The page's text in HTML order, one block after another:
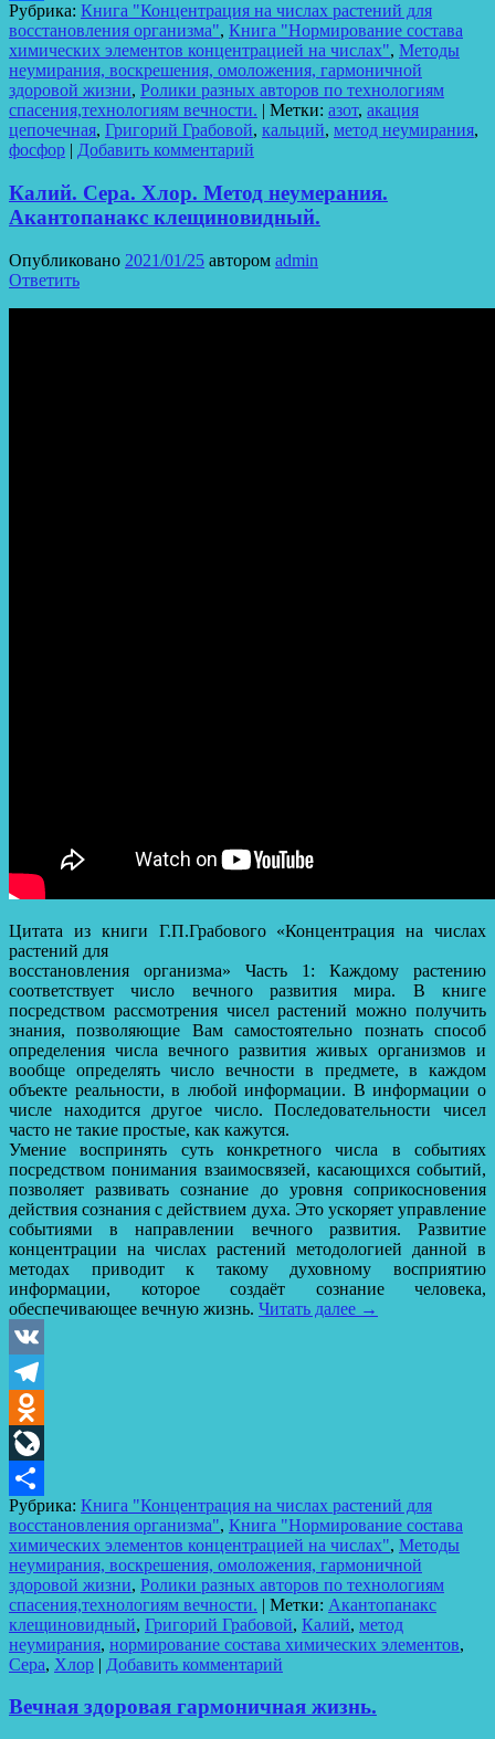
Отправить
Рубрика: Книга "Концентрация на числах растений для
восстановления организма", Книга "Нормирование состава
химических элементов концентрацией на числах", Методы
неумирания, воскрешения, омоложения, гармоничной
здоровой жизни, Ролики разных авторов по технологиям
спасения,технологиям вечности. | Метки: азот, акация
цепочечная, Григорий Грабовой, кальций, метод неумирания,
фосфор | Добавить комментарий
Калий. Сера. Хлор. Метод неумерания.
Акантопанакс клещиновидный.
Опубликовано 2021/01/25 автором admin
Ответить
Цитата из книги Г.П.Грабового «Концентрация на числах
растений для
восстановления организма» Часть 1: Каждому растению
соответствует число вечного развития мира. В книге
посредством рассмотрения чисел растений можно получить
знания, позволяющие Вам самостоятельно познать способ
определения числа вечного развития живых организмов и
вообще определять число вечности в предмете, в каждом
объекте реальности, в любой информации. В информации о
числе находится другое число. Последовательности чисел
часто не такие простые, как кажутся.
Умение воспринять суть конкретного числа в событиях
посредством понимания взаимосвязей, касающихся событий,
позволяет развивать сознание до уровня соприкосновения
действия сознания с действием духа. Это ускоряет управление
событиями в направлении вечного развития. Развитие
концентрации на числах растений методологией данной в
методах приводит к такому духовному восприятию
информации, которое создаёт сознание человека,
обеспечивающее вечную жизнь. Читать далее →
VK
Telegram
Odnoklassniki
LiveJournal
Отправить
Рубрика: Книга "Концентрация на числах растений для
восстановления организма", Книга "Нормирование состава
химических элементов концентрацией на числах", Методы
неумирания, воскрешения, омоложения, гармоничной
здоровой жизни, Ролики разных авторов по технологиям
спасения,технологиям вечности. | Метки: Акантопанакс
клещиновидный, Григорий Грабовой, Калий, метод
неумирания, нормирование состава химических элементов,
Сера, Хлор | Добавить комментарий
Вечная здоровая гармоничная жизнь.